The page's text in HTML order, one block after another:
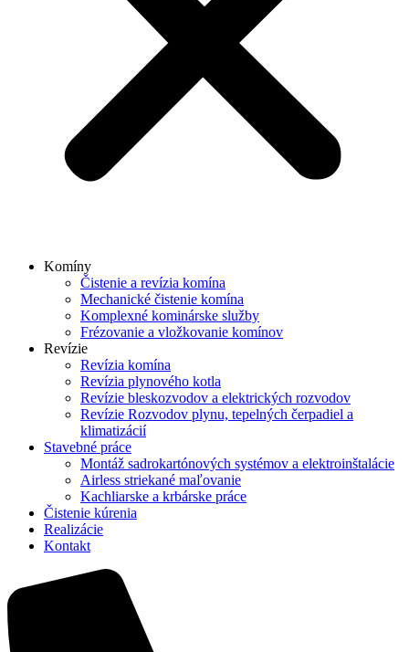
Komíny
Čistenie a revízia komína
Mechanické čistenie komína
Komplexné kominárske služby
Frézovanie a vložkovanie komínov
Revízie
Revízia komína
Revízia plynového kotla
Revízie bleskozvodov a elektrických rozvodov
Revízie Rozvodov plynu, tepelných čerpadiel a
klimatizácií
Stavebné práce
Montáž sadrokartónových systémov a elektroinštalácie
Airless striekané maľovanie
Kachliarske a krbárske práce
Čistenie kúrenia
Realizácie
Kontakt